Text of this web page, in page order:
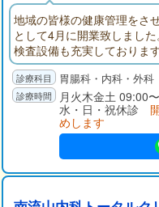
地域の皆様の健康管理をさ
として4月に開業致しまし
検査設備も充実しておりま
気の早期発見、治療に努め
さい。
胃腸科・内科・外科
月火木金土 09:00
水・日・祝休診
めします